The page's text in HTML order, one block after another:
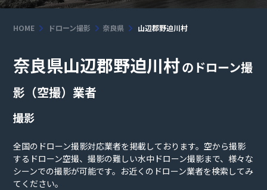
HOME ドローン撮影 奈良県 山辺郡野迫川村
奈良県山辺郡野迫川村のドローン撮
影（空撮）業者
撮影
全国のドローン撮影対応業者を掲載しております。空から撮影
するドローン空撮、撮影の難しい水中ドローン撮影まで、様々な
シーンでの撮影が可能です。お近くのドローン業者を検索してみ
てください。